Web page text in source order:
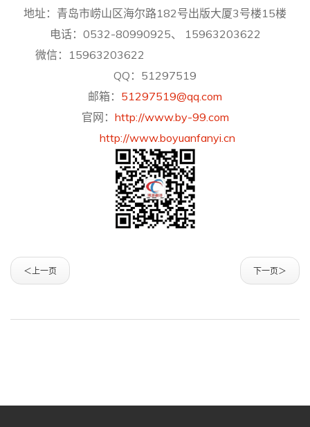
地址：青岛市崂山区海尔路182号出版大厦3号楼15楼
电话：0532-80990925、 15963203622
微信：15963203622
QQ：51297519
邮箱： 51297519@qq.com
官网： http://www.by-99.com
http://www.boyuanfanyi.cn
＜上一页 下一页＞